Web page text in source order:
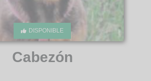
DISPONIBLE
Cabezón